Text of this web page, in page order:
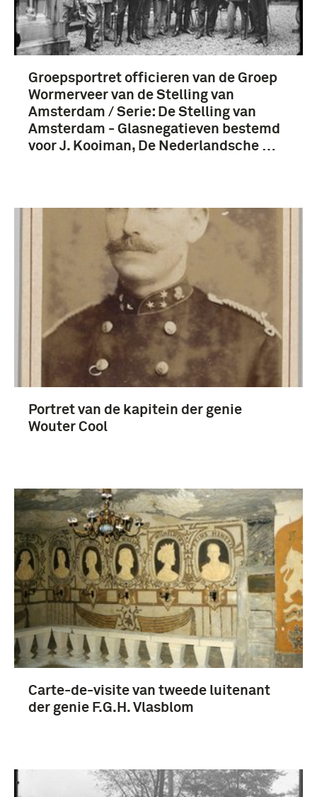
Groepsportret officieren van de Groep
Wormerveer van de Stelling van
Amsterdam / Serie: De Stelling van
Amsterdam - Glasnegatieven bestemd
voor J. Kooiman, De Nederlandsche …
Portret van de kapitein der genie
Wouter Cool
Carte-de-visite van tweede luitenant
der genie F.G.H. Vlasblom